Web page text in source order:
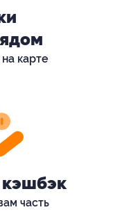
карте
кэшбэк
часть